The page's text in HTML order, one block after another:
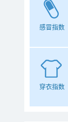
感冒指数
穿衣指数